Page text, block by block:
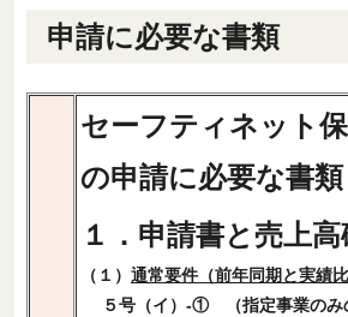
申請に必要な書類
セーフティネット
の申請に必要な書類
１．申請書と売上
（１） 通常要件（前年同期と実績比
５号（イ）-① （指定事業のみ